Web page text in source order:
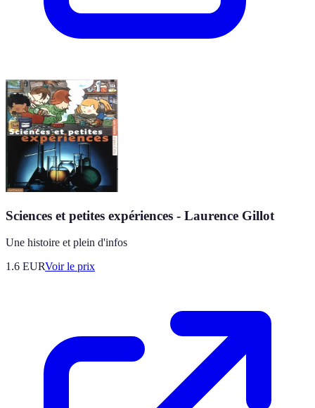
Sciences et petites expériences - Laurence Gillot
Une histoire et plein d'infos
1.6 EURVoir le prix